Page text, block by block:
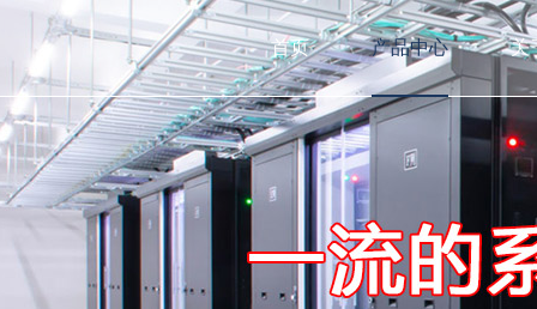
首页 产品中心 关